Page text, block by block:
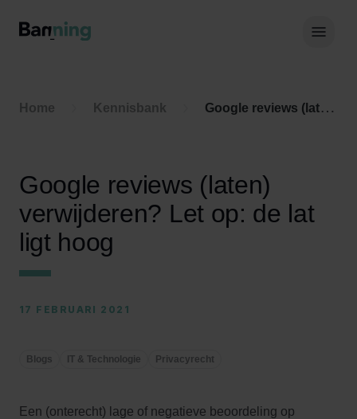
Home Kennisbank Google reviews (laten) verwijderen? Let op: de lat ligt hoog
Google reviews (laten)
verwijderen? Let op: de lat
ligt hoog
17 FEBRUARI 2021
Blogs IT & Technologie Privacyrecht
Een (onterecht) lage of negatieve beoordeling op